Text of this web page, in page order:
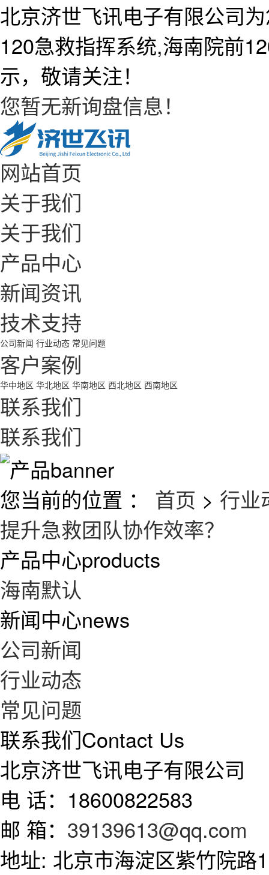
北京济世飞讯电子有限公司
120急救指挥系统,海南院前
示，敬请关注！
您暂无新询盘信息！
网站首页
关于我们
关于我们
产品中心
新闻资讯
技术支持
公司新闻 行业动态 常见问题
客户案例
华中地区 华北地区 华南地区 西北地区 西南地区
联系我们
联系我们
您当前的位置 ： 首页 > 行业
提升急救团队协作效率？
产品中心products
海南默认
新闻中心news
公司新闻
行业动态
常见问题
联系我们Contact Us
北京济世飞讯电子有限公司
电 话：18600822583
邮 箱： 39139613@qq.com
地址: 北京市海淀区紫竹院路